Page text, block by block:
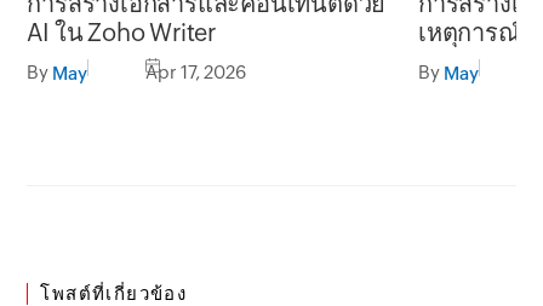
AI ใน Zoho Writer
By May Apr 17, 2026
เหตุการณ์
Webhook
By May
โพสต์ที่เกี่ยวข้อง